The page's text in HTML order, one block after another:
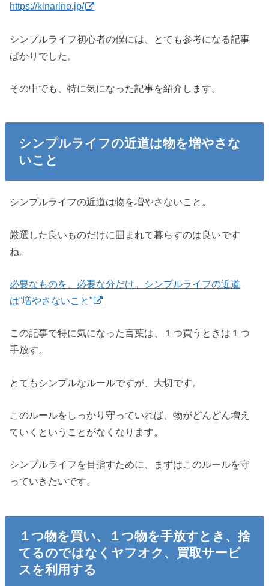
https://kinarino.jp/
シンプルライフ初心者の僕には、とても参考になる記事
ばかりでした。
その中でも、特に気になった記事を紹介します。
シンプルライフの近道は物を増やさな
いこと
シンプルライフの近道は物を増やさないこと。
厳選した良いものだけに囲まれて暮らすのは良いです
ね。
必要なものを、必要な分だけ。シンプルライフの近道
は“増やさないこと”
この記事で特に気になった言葉は、１つ買うときは１つ
手放す。
とてもシンプルなルールですが、大切です。
このルールをしっかり守っていれば、物がどんどん増え
ていくということがなくなります。
シンプルライフを目指すために、まずはこのルールを守
っていきたいです。
１つ物を買い、１つ物を手放すとき、捨
てるのではなくヤフオク、買取サービ
スを利用する